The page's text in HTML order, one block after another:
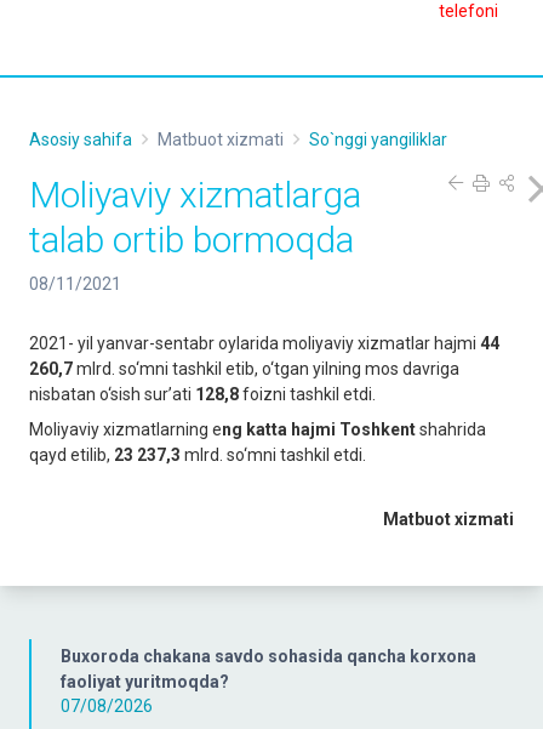
telefoni
Buxoroda chakana savdo sohasida qancha korxona
faoliyat yuritmoqda?
07/08/2026
Asosiy sahifa Matbuot xizmati So`nggi yangiliklar
Moliyaviy xizmatlarga
talab ortib bormoqda
08/11/2021
2021- yil yanvar-sentabr oylarida moliyaviy xizmatlar hajmi 44
260,7mlrd. so‘mni tashkil etib, o‘tgan yilning mos davriga
nisbatan o‘sish sur’ati 128,8foizni tashkil etdi.
Moliyaviy xizmatlarning eng katta hajmi Toshkentshahrida
qayd etilib, 23 237,3 mlrd. so‘mni tashkil etdi.
Matbuot xizmati